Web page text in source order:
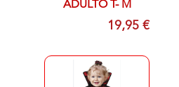
ADULTO T- M
19,95 €